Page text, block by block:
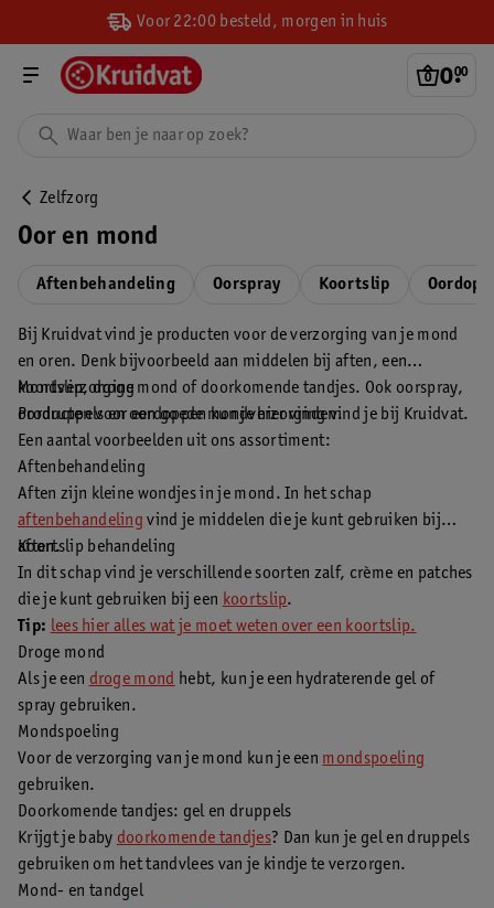
Voor 22:00 besteld, morgen in huis
0.
00
Zelfzorg
Oor en mond
Aftenbehandeling Oorspray Koortslip
Bij Kruidvat vind je producten voor de verzorging van je mond
en oren. Denk bijvoorbeeld aan middelen bij aften, een
koortslip, droge mond of doorkomende tandjes. Ook oorspray,
oordruppels en oordoppen kun je hier vinden.
Mondverzorging
Producten voor een goede mondverzorging vind je bij Kruidvat.
Een aantal voorbeelden uit ons assortiment:
Aftenbehandeling
Aften zijn kleine wondjes in je mond. In het schap
aftenbehandeling vind je middelen die je kunt gebruiken bij
aften.
Koortslip behandeling
In dit schap vind je verschillende soorten zalf, crème en patches
die je kunt gebruiken bij een koortslip.
Tip: lees hier alles wat je moet weten over een koortslip.
Droge mond
Als je een droge mond hebt, kun je een hydraterende gel of
spray gebruiken.
Mondspoeling
Voor de verzorging van je mond kun je een mondspoeling
gebruiken.
Doorkomende tandjes: gel en druppels
Krijgt je baby doorkomende tandjes? Dan kun je gel en druppels
gebruiken om het tandvlees van je kindje te verzorgen.
Mond- en tandgel